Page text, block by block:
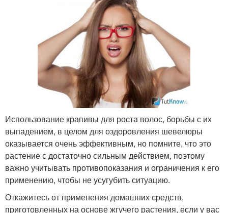
Использование крапивы для роста волос, борьбы с их
выпадением, в целом для оздоровления шевелюры
оказывается очень эффективным, но помните, что это
растение с достаточно сильным действием, поэтому
важно учитывать противопоказания и ограничения к его
применению, чтобы не усугубить ситуацию.
Откажитесь от применения домашних средств,
приготовленных на основе жгучего растения, если у вас